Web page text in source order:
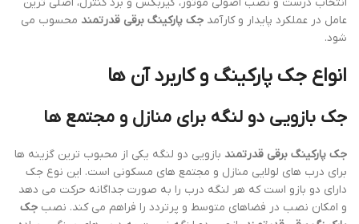
عامل در عملکرد پایدار و کارآمد جک پارکینگ برقی قدرتمند محسوب می
شود.
انواع جک پارکینگ و کاربرد آن ها
جک بازویی دو لنگه برای منازل و مجتمع ها
جک پارکینگ برقی قدرتمند بازویی دو لنگه یکی از محبوب ترین گزینه ها
برای درب های لولایی منازل و مجتمع های مسکونی است. این نوع جک
دارای دو بازو است که هر لنگه درب را به صورت جداگانه حرکت می دهد
و امکان نصب در فضاهای متوسط و پرتردد را فراهم می کند. نصب جک